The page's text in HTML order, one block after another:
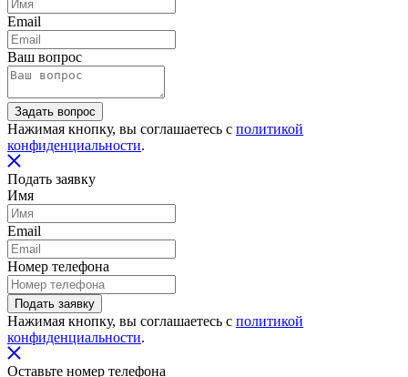
Email
Ваш вопрос
Задать вопрос
Нажимая кнопку, вы соглашаетесь с политикой
конфиденциальности.
Подать заявку
Имя
Email
Номер телефона
Подать заявку
Нажимая кнопку, вы соглашаетесь с политикой
конфиденциальности.
Оставьте номер телефона